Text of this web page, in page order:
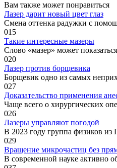
Вам также может понравиться
Лазер дарит новый цвет глаз
Смена оттенка радужки с
015
Такие интересные мазеры
Слово «мазер» может
020
Лазер против борщевика
Борщевик одно из самых
027
Доказательство применения
Чаще всего о хирургических
026
Лазеры управляют погодой
В 2023 году группа физиков
029
Вращение микрочастиц без
В современной науке активно